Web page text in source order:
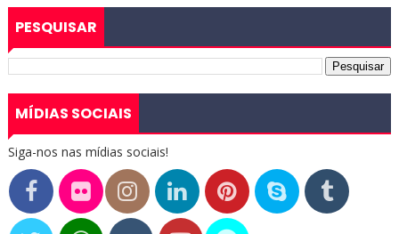
PESQUISAR
MÍDIAS SOCIAIS
Siga-nos nas mídias sociais!